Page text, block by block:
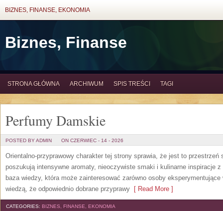
BIZNES, FINANSE, EKONOMIA
Biznes, Finanse
STRONA GŁÓWNA ARCHIWUM SPIS TREŚCI TAGI
Perfumy Damskie
POSTED BY ADMIN ON CZERWIEC - 14 - 2026
Orientalno-przyprawowy charakter tej strony sprawia, że jest to
poszukują intensywne aromaty, nieoczywiste smaki i kulinarne inspiracje
baza wiedzy, która może zainteresować zarówno osoby
wiedzą, że odpowiednio dobrane przyprawy [ Read More ]
CATEGORIES: BIZNES, FINANSE, EKONOMIA